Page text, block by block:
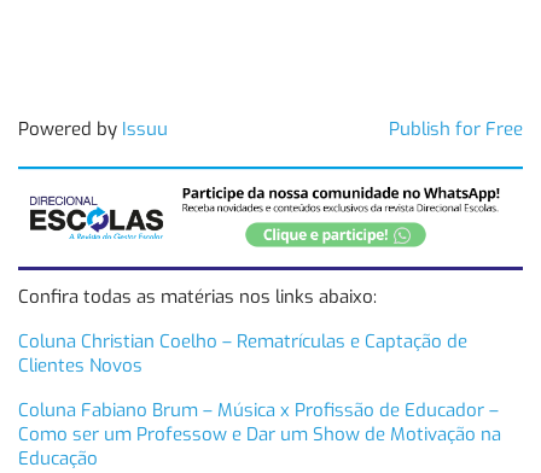
Powered by Issuu Publish for Free
Confira todas as matérias nos links abaixo:
Coluna Christian Coelho – Rematrículas e Captação de
Clientes Novos
Coluna Fabiano Brum – Música x Profissão de Educador –
Como ser um Professow e Dar um Show de Motivação na
Educação